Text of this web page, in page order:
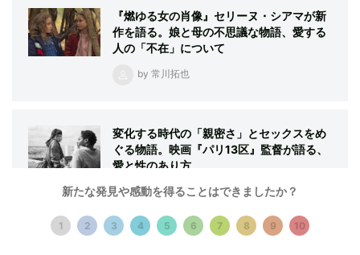
『燃ゆる女の肖像』セリーヌ・シアマが新
作を語る。娘と母の不思議な物語、愛する
人の「不在」について
by 常川拓也
変化する時代の「親密さ」とセックスをめ
ぐる物語。映画『パリ13区』監督が語る、
愛と性のあり方
by 常川拓也
新たな発見や感動を得ることはできましたか？
1 2 3 4 5 6 7 8 9 10